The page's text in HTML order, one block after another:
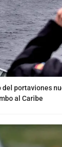
portaviones
al Caribe